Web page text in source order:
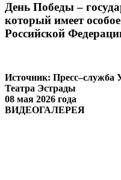
День Победы –
который имеет
Российской
Источник: Пресс–служба
Театра Эстрады
08 мая 2026 года
ВИДЕОГАЛЕРЕЯ